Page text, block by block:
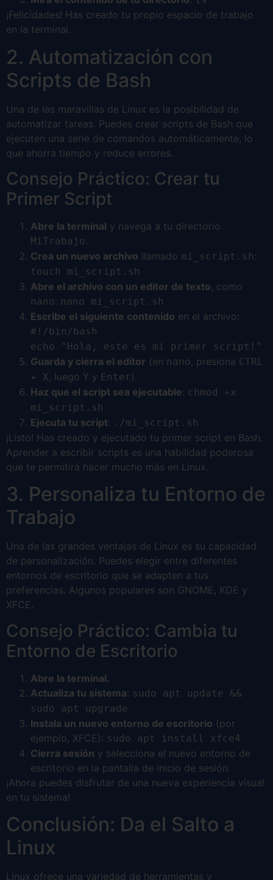
¡Felicidades! Has creado tu propio espacio de trabajo
en la terminal.
2. Automatización con
Scripts de Bash
Una de las maravillas de Linux es la posibilidad de
automatizar tareas. Puedes crear scripts de Bash que
ejecuten una serie de comandos automáticamente, lo
que ahorra tiempo y reduce errores.
Consejo Práctico: Crear tu
Primer Script
Abre la terminal y navega a tu directorio
MiTrabajo .
Crea un nuevo archivo llamado mi_script.sh:
touch mi_script.sh
Abre el archivo con un editor de texto , como
nano: nano mi_script.sh
Escribe el siguiente contenido en el archivo:
#!/bin/bash
echo "Hola, este es mi primer script!"
Guarda y cierra el editor (en nano , presiona CTRL
+ X , luego Y y Enter).
Haz que el script sea ejecutable: chmod +x
mi_script.sh
Ejecuta tu script: ./mi_script.sh
¡Listo! Has creado y ejecutado tu primer script en Bash.
Aprender a escribir scripts es una habilidad poderosa
que te permitirá hacer mucho más en Linux.
3. Personaliza tu Entorno de
Trabajo
Una de las grandes ventajas de Linux es su capacidad
de personalización. Puedes elegir entre diferentes
entornos de escritorio que se adapten a tus
preferencias. Algunos populares son GNOME, KDE y
XFCE.
Consejo Práctico: Cambia tu
Entorno de Escritorio
Abre la terminal.
Actualiza tu sistema: sudo apt update &&
sudo apt upgrade
Instala un nuevo entorno de escritorio (por
ejemplo, XFCE): sudo apt install xfce4
Cierra sesión y selecciona el nuevo entorno de
escritorio en la pantalla de inicio de sesión.
¡Ahora puedes disfrutar de una nueva experiencia visual
en tu sistema!
Conclusión: Da el Salto a
Linux
Linux ofrece una variedad de herramientas y